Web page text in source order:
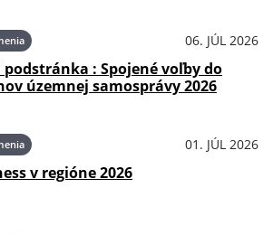
06. JÚL 2026
podstránka : Spojené voľby do
územnej samosprávy 2026
01. JÚL 2026
v regióne 2026